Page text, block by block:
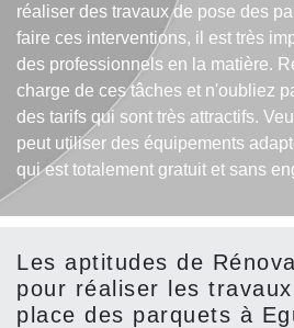
réaliser des travaux de pose des
faire ces interventions, il est très
des professionnels en la matière.
charge de ces tâches et n'oubliez
des tarifs qui sont très attractifs.
peut utiliser des équipements
qui est totalement gratuit et sans
Les aptitudes de
pour réaliser les
place des parquets à